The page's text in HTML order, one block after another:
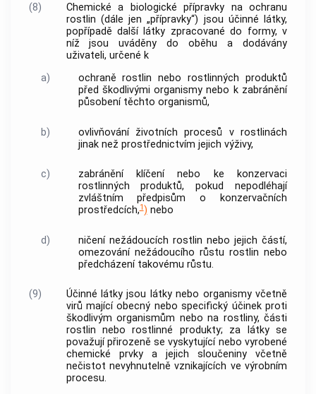
(8)
Chemické a biologické přípravky na ochranu
rostlin (dále jen „přípravky“) jsou účinné látky,
popřípadě další látky zpracované do formy, v
níž jsou uváděny do oběhu a dodávány
uživateli, určené k
a)
ochraněrostlin neborostlinných produktů
před škodlivými organismy nebo k zabránění
působení těchto organismů,
b) ovlivňování životních procesů v rostlinách
jinak než prostřednictvím jejich výživy,
c)
zabránění klíčení nebo ke konzervaci
rostlinných produktů, pokud nepodléhají
zvláštním předpisům o konzervačních
prostředcích,1) nebo
d) ničení nežádoucích rostlin nebo jejich částí,
omezování nežádoucího růstu rostlin nebo
předcházení takovému růstu.
(9)
Účinné látky jsou látky nebo organismy včetně
virů mající obecný nebo specifický účinek proti
škodlivým organismům nebo na rostliny, části
rostlin neborostlinné produkty; za látky se
považují přirozeně se vyskytující nebo vyrobené
chemické prvky a jejich sloučeniny včetně
nečistot nevyhnutelně vznikajících ve výrobním
procesu.